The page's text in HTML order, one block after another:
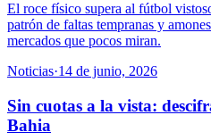
El roce físico supera al fútbol
patrón de faltas tempranas y
mercados que pocos miran.
Noticias·14 de junio, 2026
Sin cuotas a la vista:
Bahia